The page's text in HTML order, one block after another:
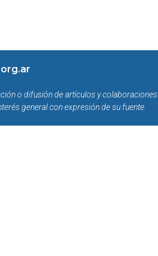
o difusión de artículos y colaboraciones
general con expresión de su fuente.